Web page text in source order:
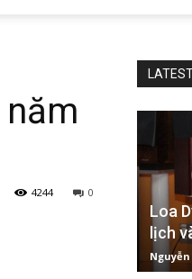
0
4244
Loa
lịch